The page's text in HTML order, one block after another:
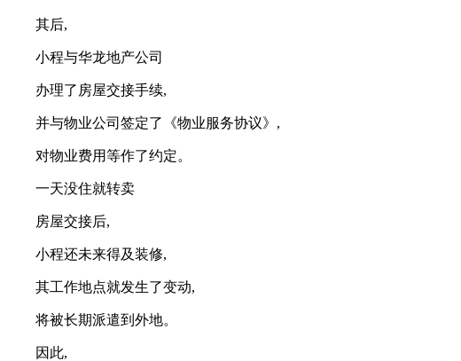
其后,
小程与华龙地产公司
办理了房屋交接手续,
并与物业公司签定了《物业服务协议》,
对物业费用等作了约定。
一天没住就转卖
房屋交接后,
小程还未来得及装修,
其工作地点就发生了变动,
将被长期派遣到外地。
因此,